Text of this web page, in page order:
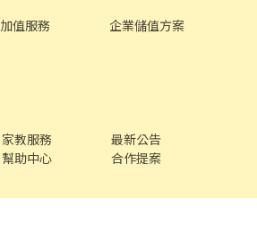
加值服務
企業儲值方案
家教服務
最新公告
幫助中心 合作提案